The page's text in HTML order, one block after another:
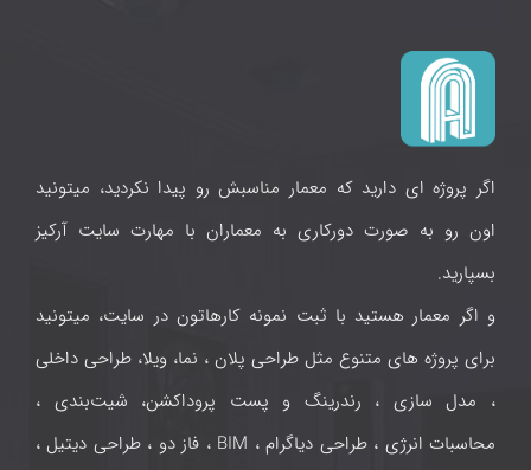
اگر پروژه ای دارید که معمار مناسبش رو پیدا نکردید، میتونید
اون رو به صورت دورکاری به معماران با مهارت سایت آرکیز
بسپارید.
و اگر معمار هستید با ثبت نمونه کارهاتون در سایت، میتونید
برای پروژه های متنوع مثل طراحی پلان ، نما، ویلا، طراحی داخلی
، مدل سازی ، رندرینگ و پست پروداکشن، شیت‌بندی ،
محاسبات انرژی ، طراحی دیاگرام ، BIM ، فاز دو ، طراحی دیتیل ،